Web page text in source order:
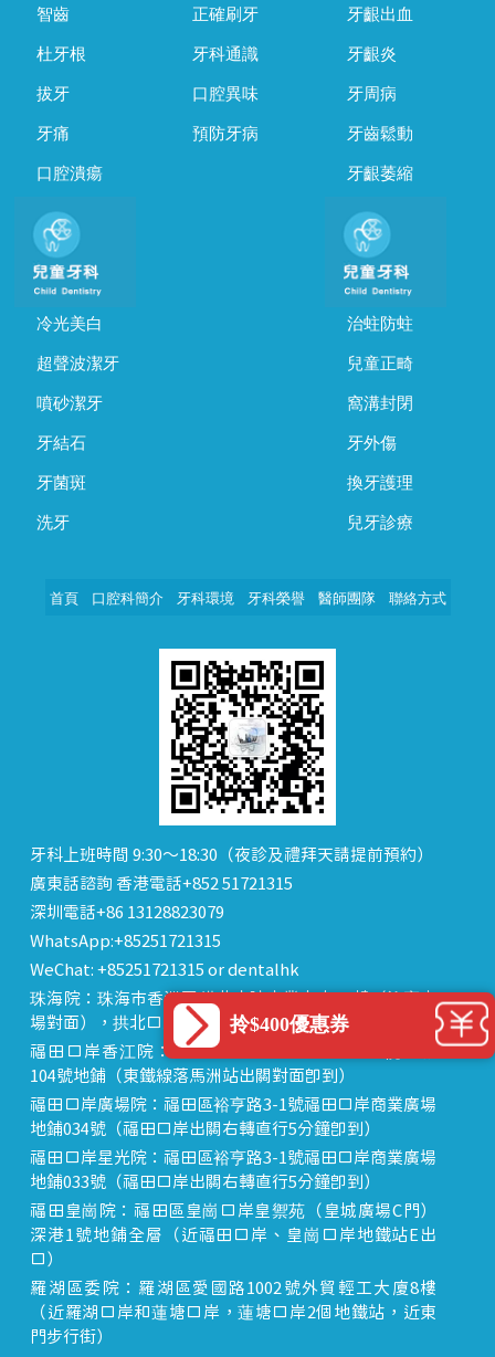
智齒
杜牙根
拔牙
牙痛
口腔潰瘍
正確刷牙
牙科通識
口腔異味
預防牙病
牙齦出血
牙齦炎
牙周病
牙齒鬆動
牙齦萎縮
冷光美白
超聲波潔牙
噴砂潔牙
牙結石
牙菌斑
洗牙
治蛀防蛀
兒童正畸
窩溝封閉
牙外傷
換牙護理
兒牙診療
首頁 口腔科簡介 牙科環境 牙科榮譽 醫師團隊 聯絡方式
牙科上班時間 9:30～18:30（夜診及禮拜天請提前預約）
廣東話諮詢 香港電話+852 51721315
深圳電話+86 13128823079
WhatsApp:+85251721315
WeChat: +85251721315 or dentalhk
珠海院：珠海市香洲區 拱北中建商業大廈 15樓（迎賓廣
場對面），拱北口岸步行8分鐘直達
福田口岸香江院：福田區福田口岸正對面，海悅華城
104號地鋪（東鐵線落馬洲站出關對面即到）
福田口岸廣場院：福田區裕亨路3-1號福田口岸商業廣場
地鋪034號（福田口岸出關右轉直行5分鐘即到）
福田口岸星光院：福田區裕亨路3-1號福田口岸商業廣場
地鋪033號（福田口岸出關右轉直行5分鐘即到）
福田皇崗院：福田區皇崗口岸皇禦苑（皇城廣場C門）
深港1號地鋪全層（近福田口岸、皇崗口岸地鐵站E出
口）
羅湖區委院：羅湖區愛國路1002號外貿輕工大廈8樓
（近羅湖口岸和蓮塘口岸，蓮塘口岸2個地鐵站，近東
門步行街）
拎$400優惠券